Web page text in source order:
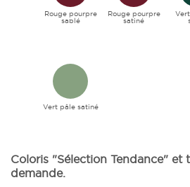
Rouge pourpre
sablé
Rouge pourpre
satiné
Vert pâle satiné
Coloris "Sélection Tendance" et
demande.